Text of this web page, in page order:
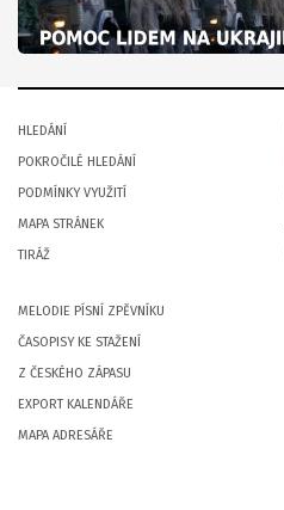
HLEDÁNÍ
POKROČILÉ HLEDÁNÍ
PODMÍNKY VYUŽITÍ
MAPA STRÁNEK
TIRÁŽ
MELODIE PÍSNÍ ZPĚVNÍKU
ČASOPISY KE STAŽENÍ
Z ČESKÉHO ZÁPASU
EXPORT KALENDÁŘE
MAPA ADRESÁŘE